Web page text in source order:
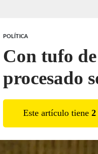
POLÍTICA
Con tufo
procesado
Este artículo tiene 2